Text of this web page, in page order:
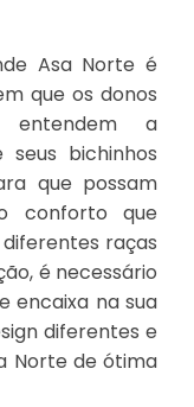
Asa Norte é
que os donos
entendem a
bichinhos
que possam
conforto que
raças
é necessário
encaixa na sua
diferentes e
Norte de ótima